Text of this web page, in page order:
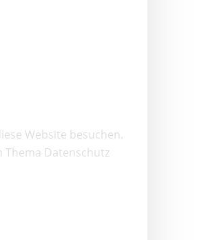
Website besuchen.
Datenschutz